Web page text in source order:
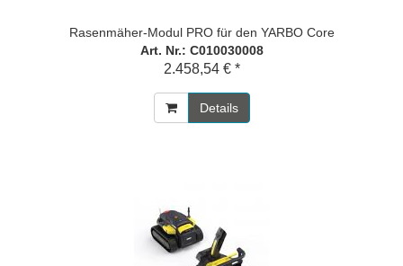
Rasenmäher-Modul PRO für den YARBO Core
Art. Nr.: C010030008
2.458,54 € *
Details